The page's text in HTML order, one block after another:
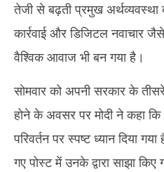
#11 साल की सेवा: प्रधानमंत्री मोदी
उड़ान
June
9,
2025
तेजी से बढ़ती प्रमुख
कार्रवाई और डिजिटल नवाचार
वैश्विक आवाज भी बन गया है।
सोमवार को अपनी सरकार के
होने के अवसर पर मोदी ने कहा
परिवर्तन पर स्पष्ट ध्यान दिया
गए पोस्ट में उनके द्वारा साझा